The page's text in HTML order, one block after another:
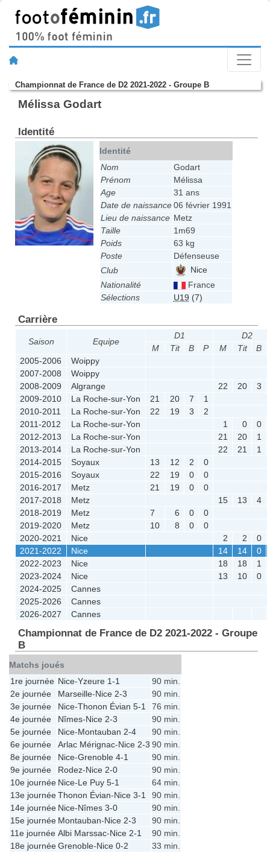
Championnat de France de D2 2021-2022 - Groupe B
Mélissa Godart
Identité
Identité
Nom
Godart
Prénom
Mélissa
Age
31 ans
Date de naissance 06 février 1991
Lieu de naissance Metz
Taille
1m69
Poids
63 kg
Poste
Défenseuse
Club
Nice
Nationalité
France
Sélections
U19 (7)
Carrière
Saison Equipe
D1
D2
M
Tit B P M Tit
B
2005-2006
Woippy
2007-2008
Woippy
2008-2009
Algrange 22 20
3
2009-2010
La Roche-sur-Yon 21 20 7
1
2010-2011
La Roche-sur-Yon 22 19 3
2
2011-2012
La Roche-sur-Yon 1 0
0
2012-2013
La Roche-sur-Yon 21 20
1
2013-2014
La Roche-sur-Yon 22 21
1
2014-2015
Soyaux 13 12 2
0
2015-2016
Soyaux 22 19 0
0
2016-2017
Metz 21 19 0
0
2017-2018
Metz 15 13
4
2018-2019
Metz 7 6 0
0
2019-2020
Metz 10 8 0
0
2020-2021
Nice 2 2
0
2021-2022
Nice 14 14
0
2022-2023
Nice 18 18
1
2023-2024
Nice 13 10
0
2024-2025
Cannes
2025-2026
Cannes
2026-2027
Cannes
Championnat de France de D2 2021-2022 - Groupe
B
Matchs joués
1re journée Nice-Yzeure 1-1
90 min.
2e journée
Marseille-Nice 2-3
90 min.
3e journée
Nice-Thonon Évian 5-1
76 min.
4e journée
Nîmes-Nice 2-3
90 min.
5e journée
Nice-Montauban 2-4
90 min.
6e journée
Arlac Mérignac-Nice 2-3 90 min.
8e journée
Nice-Grenoble 4-1
90 min.
9e journée
Rodez-Nice 2-0
90 min.
10e journée Nice-Le Puy 5-1
64 min.
13e journéeThonon Évian-Nice 3-1
90 min.
14e journée Nice-Nîmes 3-0
90 min.
15e journée Montauban-Nice 2-3
90 min.
11e journée Albi Marssac-Nice 2-1
90 min.
18e journéeGrenoble-Nice 0-2
33 min.